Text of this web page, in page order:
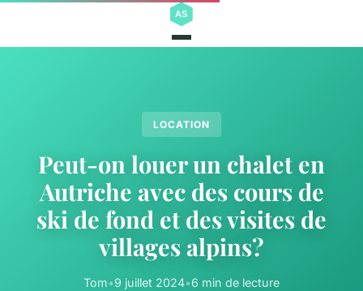
LOCATION
Peut-on louer un chalet en
Autriche avec des cours de
ski de fond et des visites de
villages alpins?
Tom•9 juillet 2024•6 min de lecture